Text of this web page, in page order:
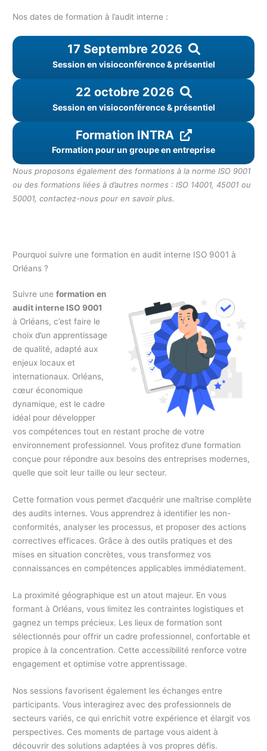
Nos dates de formation à l’audit interne :
17 Septembre 2026
Session en visioconférence & présentiel
22 octobre 2026
Session en visioconférence & présentiel
Formation INTRA
Formation pour un groupe en entreprise
Nous proposons également des formations à la norme ISO 9001
ou des formations liées à d’autres normes : ISO 14001, 45001 ou
50001, contactez-nous pour en savoir plus.
Pourquoi suivre une formation en audit interne ISO 9001 à
Orléans ?
Suivre uneformation en
audit interne ISO 9001
à Orléans, c’est faire le
choix d’un apprentissage
de qualité, adapté aux
enjeux locaux et
internationaux. Orléans,
cœur économique
dynamique, est le cadre
idéal pour développer
vos compétences tout en restant proche de votre
environnement professionnel. Vous profitez d’une formation
conçue pour répondre aux besoins des entreprises modernes,
quelle que soit leur taille ou leur secteur.
Cette formation vous permet d’acquérir une maîtrise complète
des audits internes. Vous apprendrez à identifier les non-
conformités, analyser les processus, et proposer des actions
correctives efficaces. Grâce à des outils pratiques et des
mises en situation concrètes, vous transformez vos
connaissances en compétences applicables immédiatement.
La proximité géographique est un atout majeur. En vous
formant à Orléans, vous limitez les contraintes logistiques et
gagnez un temps précieux. Les lieux de formation sont
sélectionnés pour offrir un cadre professionnel, confortable et
propice à la concentration. Cette accessibilité renforce votre
engagement et optimise votre apprentissage.
Nos sessions favorisent également les échanges entre
participants. Vous interagirez avec des professionnels de
secteurs variés, ce qui enrichit votre expérience et élargit vos
perspectives. Ces moments de partage vous aident à
découvrir des solutions adaptées à vos propres défis.